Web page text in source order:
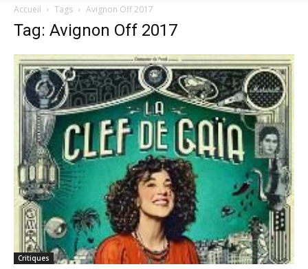
Accueil Tags Avignon Off 2017
Tag: Avignon Off 2017
Critiques